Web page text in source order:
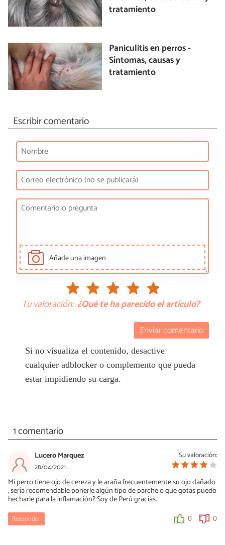
tratamiento
Paniculitis en perros -
Síntomas, causas y
tratamiento
Escribir comentario
Añade una imagen
Tu valoración: ¿Qué te ha parecido el artículo?
Enviar comentario
Si no visualiza el contenido, desactive
cualquier adblocker o complemento que pueda
estar impidiendo su carga.
1 comentario
Su valoración:
Lucero Marquez
28/04/2021
Mi perro tiene ojo de cereza y le araña frecuentemente su ojo dañado
, sería recomendable ponerle algún tipo de parche o que gotas puedo
hecharle para la inflamación? Soy de Perú gracias.
Responder 0 0